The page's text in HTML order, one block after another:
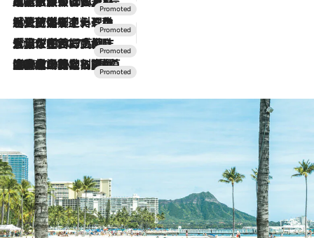
2026.7.24
【夏限定ディナーコース】旬を迎える稚鮎や花ズッキーニなどをイタリア・トスカーナの郷土料理の手法で満喫！
2026.7.17
「土佐和ハーブかき氷」がOMO7高知に登場！生姜、山椒、大葉など目にも舌にも涼を呼ぶ郷土の味
2026.7.10
NEW OPEN！【界 草津】名湯の地に誕生。趣の異なる2種の温泉と上州ならではの会席・蕎麦割烹など美食を味わう究極の癒やし旅